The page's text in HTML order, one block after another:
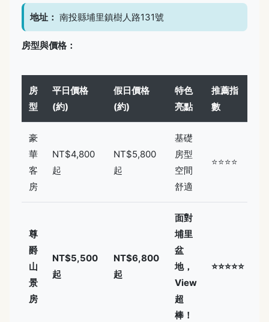
地址： 南投縣埔里鎮樹人路131號
房型與價格：
房
型
平日價格
(約)
假日價格
(約)
特色
亮點
推薦指
數
豪
華
客
房
NT$4,800
起
NT$5,800
起
基礎
房型
空間
舒適
⭐⭐⭐⭐
尊
爵
山
景
房
NT$5,500
起
NT$6,800
起
面對
埔里
盆
地，
View
超
棒！
⭐⭐⭐⭐⭐